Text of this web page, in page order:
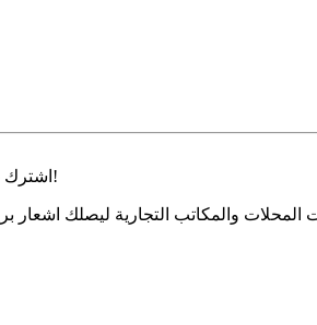
اشترك بقسم اعلانات المحلات والمكاتب التجارية مجاناً!
والمكاتب التجارية ليصلك اشعار